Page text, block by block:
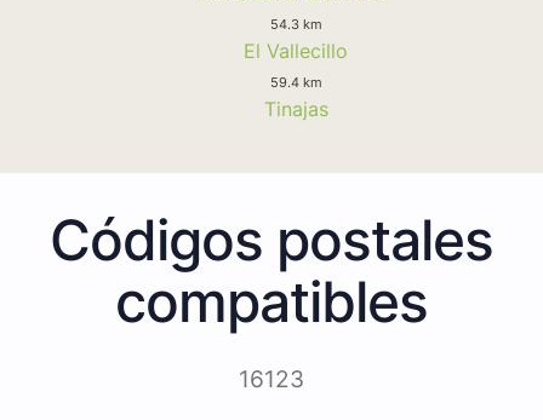
54.3 km
El Vallecillo
59.4 km
Tinajas
Códigos postales
compatibles
16123